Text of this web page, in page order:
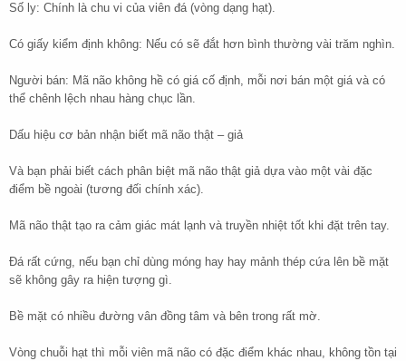
Số ly: Chính là chu vi của viên đá (vòng dạng hạt).
Có giấy kiểm định không: Nếu có sẽ đắt hơn bình thường vài trăm nghìn.
Người bán: Mã não không hề có giá cố định, mỗi nơi bán một giá và có
thể chênh lệch nhau hàng chục lần.
Dấu hiệu cơ bản nhận biết mã não thật – giả
Và bạn phải biết cách phân biệt mã não thật giả dựa vào một vài đặc
điểm bề ngoài (tương đối chính xác).
Mã não thật tạo ra cảm giác mát lạnh và truyền nhiệt tốt khi đặt trên tay.
Đá rất cứng, nếu bạn chỉ dùng móng hay hay mảnh thép cứa lên bề mặt
sẽ không gây ra hiện tượng gì.
Bề mặt có nhiều đường vân đồng tâm và bên trong rất mờ.
Vòng chuỗi hạt thì mỗi viên mã não có đặc điểm khác nhau, không tồn tại